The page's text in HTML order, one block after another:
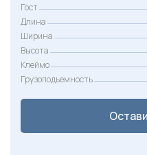
Гост
Длина
Ширина
Высота
Клеймо
Грузоподъемность